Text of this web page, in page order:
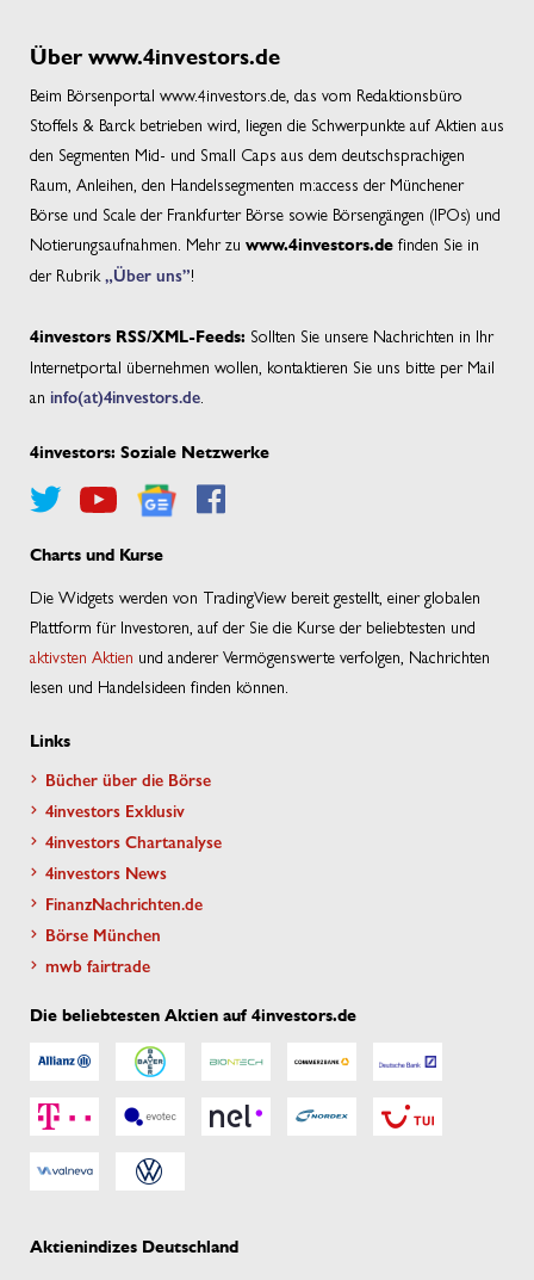
Über www.4investors.de
Beim Börsenportal www.4investors.de, das vom Redaktionsbüro
Stoffels & Barck betrieben wird, liegen die Schwerpunkte auf Aktien aus
den Segmenten Mid- und Small Caps aus dem deutschsprachigen
Raum, Anleihen, den Handelssegmenten m:access der Münchener
Börse und Scale der Frankfurter Börse sowie Börsengängen (IPOs) und
Notierungsaufnahmen. Mehr zu www.4investors.de finden Sie in
der Rubrik „Über uns”!
4investors RSS/XML-Feeds: Sollten Sie unsere Nachrichten in Ihr
Internetportal übernehmen wollen, kontaktieren Sie uns bitte per Mail
an info(at)4investors.de
4investors: Soziale Netzwerke
Charts und Kurse
Die Widgets werden von TradingView bereit gestellt, einer globalen
Plattform für Investoren, auf der Sie die Kurse der beliebtesten und
aktivsten Aktien und anderer Vermögenswerte verfolgen, Nachrichten
lesen und Handelsideen finden können.
Links
Bücher über die Börse
4investors Exklusiv
4investors Chartanalyse
4investors News
FinanzNachrichten.de
Börse München
mwb fairtrade
Die beliebtesten Aktien auf 4investors.de
Aktienindizes Deutschland